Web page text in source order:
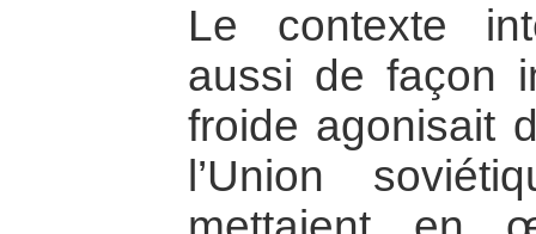
Le contexte
aussi de façon
froide agonisait
l’Union